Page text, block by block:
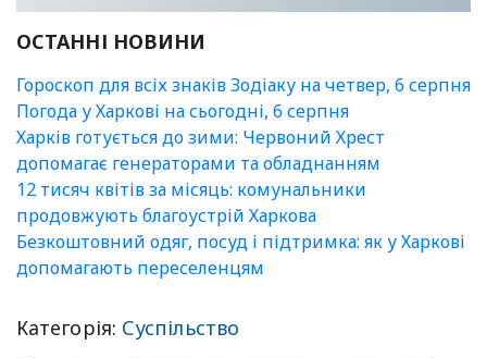
ОСТАННІ НОВИНИ
Гороскоп для всіх знаків Зодіаку на четвер, 6 серпня
Погода у Харкові на сьогодні, 6 серпня
Харків готується до зими: Червоний Хрест
допомагає генераторами та обладнанням
12 тисяч квітів за місяць: комунальники
продовжують благоустрій Харкова
Безкоштовний одяг, посуд і підтримка: як у Харкові
допомагають переселенцям
Категорія: Суспільство